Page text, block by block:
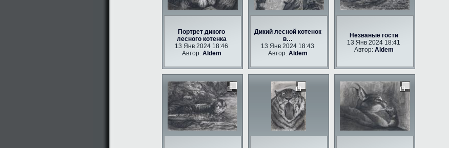
Портрет дикого
лесного котенка
13 Янв 2024 18:46
Автор: Aldem
Дикий лесной котенок
в…
13 Янв 2024 18:43
Автор: Aldem
Незваные гости
13 Янв 2024 18:41
Автор: Aldem